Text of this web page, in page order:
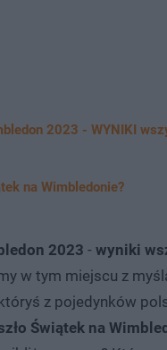
2023 - WYNIKI
na Wimbledonie?
2023 - wyniki
w tym miejscu z
z pojedynków
Świątek na